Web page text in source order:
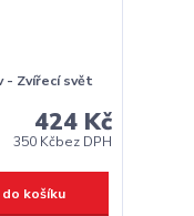
- Zvířecí svět
424 Kč
350 Kčbez DPH
košíku